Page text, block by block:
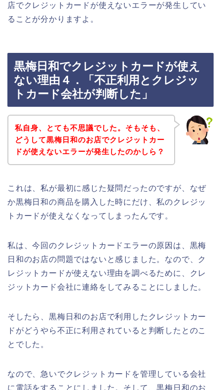
店でクレジットカードが使えないエラーが発生してい
ることが分かりますよ。
黒梅日和でクレジットカードが使え
ない理由４．「不正利用とクレジッ
トカード会社が判断した」
私自身、とても不思議でした。そもそも、
どうして黒梅日和のお店でクレジットカー
ドが使えないエラーが発生したのかしら？
これは、私が最初に感じた疑問だったのですが、なぜ
か黒梅日和の商品を購入した時にだけ、私のクレジッ
トカードが使えなくなってしまったんです。
私は、今回のクレジットカードエラーの原因は、黒梅
日和のお店の問題ではないと感じました。なので、ク
レジットカードが使えない理由を調べるために、クレ
ジットカード会社に連絡をしてみることにしました。
そしたら、黒梅日和のお店で利用したクレジットカー
ドがどうやら不正に利用されていると判断したとのこ
とでした。
なので、急いでクレジットカードを管理している会社
に電話をすることにしました。そして、黒梅日和のお